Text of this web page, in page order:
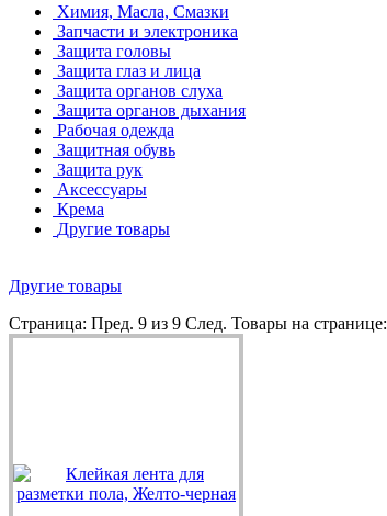
Химия, Масла, Смазки
Запчасти и электроника
Защита головы
Защита глаз и лица
Защита органов слуха
Защита органов дыхания
Рабочая одежда
Защитная обувь
Защита рук
Аксессуары
Крема
Другие товары
Другие товары
Страница: Пред. 9 из 9 След. Товары на странице: